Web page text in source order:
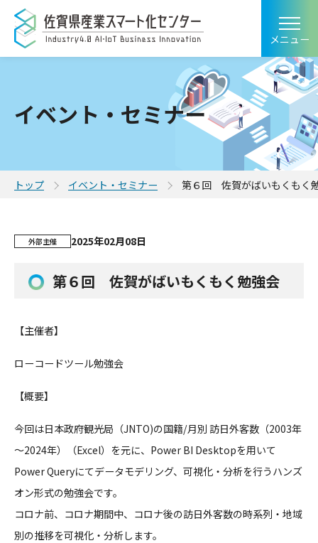
メニュー
イベント・セミナー
トップ イベント・セミナー 第６回 佐賀がばいもくもく
外部主催 2025年02月08日
第６回 佐賀がばいもくもく勉強会
【主催者】
ローコードツール勉強会
【概要】
今回は日本政府観光局（JNTO)の国籍/月別 訪日外客数（2003年
～2024年）（Excel）を元に、Power BI Desktopを用いて
Power Queryにてデータモデリング、可視化・分析を行うハンズ
オン形式の勉強会です。
コロナ前、コロナ期間中、コロナ後の訪日外客数の時系列・地域
別の推移を可視化・分析します。